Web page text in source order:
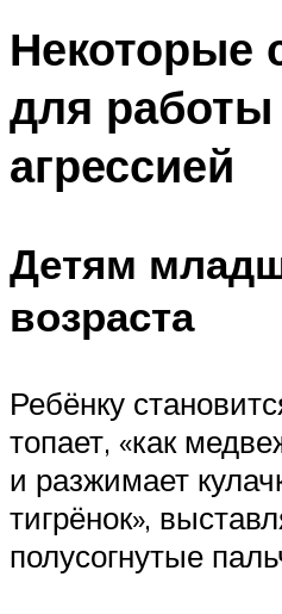
Некоторые
для работы
агрессией
Детям
возраста
Ребёнку
топает, «как
и разжимает
тигрёнок»,
полусогнутые